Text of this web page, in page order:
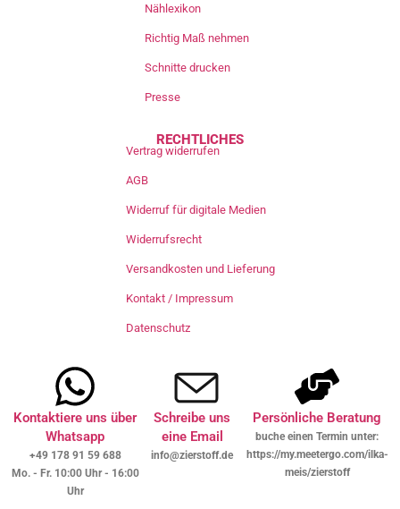
Nählexikon
Richtig Maß nehmen
Schnitte drucken
Presse
RECHTLICHES
Vertrag widerrufen
AGB
Widerruf für digitale Medien
Widerrufsrecht
Versandkosten und Lieferung
Kontakt / Impressum
Datenschutz
Kontaktiere uns über
Whatsapp
+49 178 91 59 688
Mo. - Fr. 10:00 Uhr - 16:00
Uhr
Schreibe uns
eine Email
info@zierstoff.de
Persönliche Beratung
buche einen Termin unter:
https://my.meetergo.com/ilka-
meis/zierstoff